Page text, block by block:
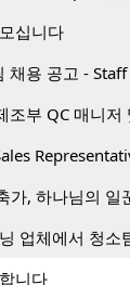
십니다
채용 공고 -
부 QC 매니
가, 하나님의 일
업체에서 청소
니다